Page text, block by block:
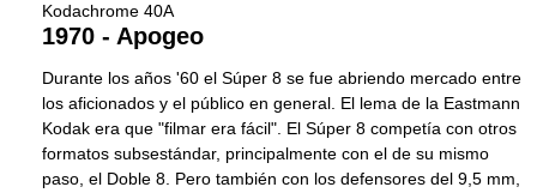
Kodachrome 40A
1970 - Apogeo
Durante los años '60 el Súper 8 se fue abriendo mercado entre
los aficionados y el público en general. El lema de la Eastmann
Kodak era que "filmar era fácil". El Súper 8 competía con otros
formatos subsestándar, principalmente con el de su mismo
paso, el Doble 8. Pero también con los defensores del 9,5 mm,